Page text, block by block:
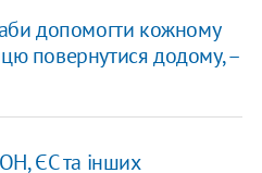
допомогти кожному
повернутися додому, –
ЄС та інших